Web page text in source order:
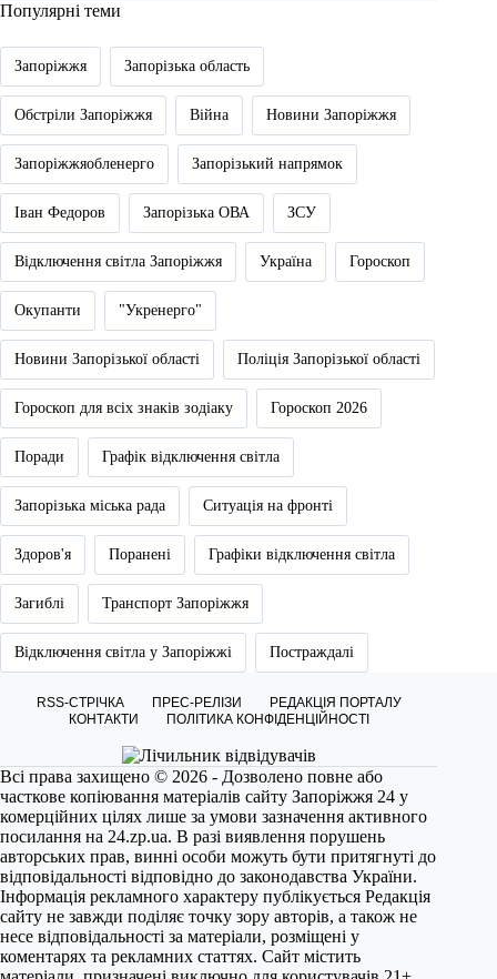
Популярні теми
Запоріжжя Запорізька область
Обстріли Запоріжжя Війна Новини Запоріжжя
Запоріжжяобленерго Запорізький напрямок
Іван Федоров Запорізька ОВА ЗСУ
Відключення світла Запоріжжя Україна Гороскоп
Окупанти "Укренерго"
Новини Запорізької області Поліція Запорізької області
Гороскоп для всіх знаків зодіаку Гороскоп 2026
Поради Графік відключення світла
Запорізька міська рада Ситуація на фронті
Здоров'я Поранені Графіки відключення світла
Загиблі Транспорт Запоріжжя
Відключення світла у Запоріжжі Постраждалі
RSS-СТРІЧКА ПРЕС-РЕЛІЗИ
РЕДАКЦІЯ ПОРТАЛУ
КОНТАКТИ
ПОЛІТИКА КОНФІДЕНЦІЙНОСТІ
Всі права захищено © 2026 - Дозволено повне або
часткове копіювання матеріалів сайту Запоріжжя 24 у
комерційних цілях лише за умови зазначення активного
посилання на 24.zp.ua. В разі виявлення порушень
авторських прав, винні особи можуть бути притягнуті до
відповідальності відповідно до законодавства України.
Інформація рекламного характеру публікується Редакція
сайту не завжди поділяє точку зору авторів, а також не
несе відповідальності за матеріали, розміщені у
коментарях та рекламних статтях. Сайт містить